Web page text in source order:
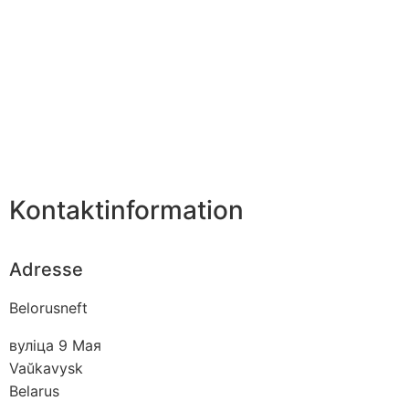
Kontaktinformation
Adresse
Belorusneft
вуліца 9 Мая
Vaŭkavysk
Belarus